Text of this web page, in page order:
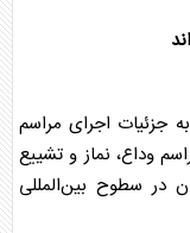
جزئیات اجرای مراسم
وداع، نماز و تشییع
در سطوح بین‌المللی